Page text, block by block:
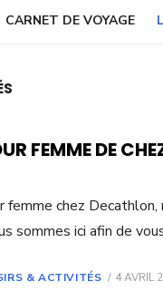
CARNET DE VOYAGE
FEMME DE
chez Decathlon,
sommes ici afin de
& ACTIVITÉS
POSTED
4 AVRIL